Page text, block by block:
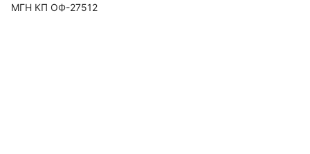
МГН КП ОФ-27512